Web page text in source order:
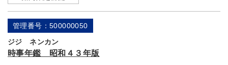
管理番号：500000050
ジジ ネンカン
時事年鑑 昭和４３年版